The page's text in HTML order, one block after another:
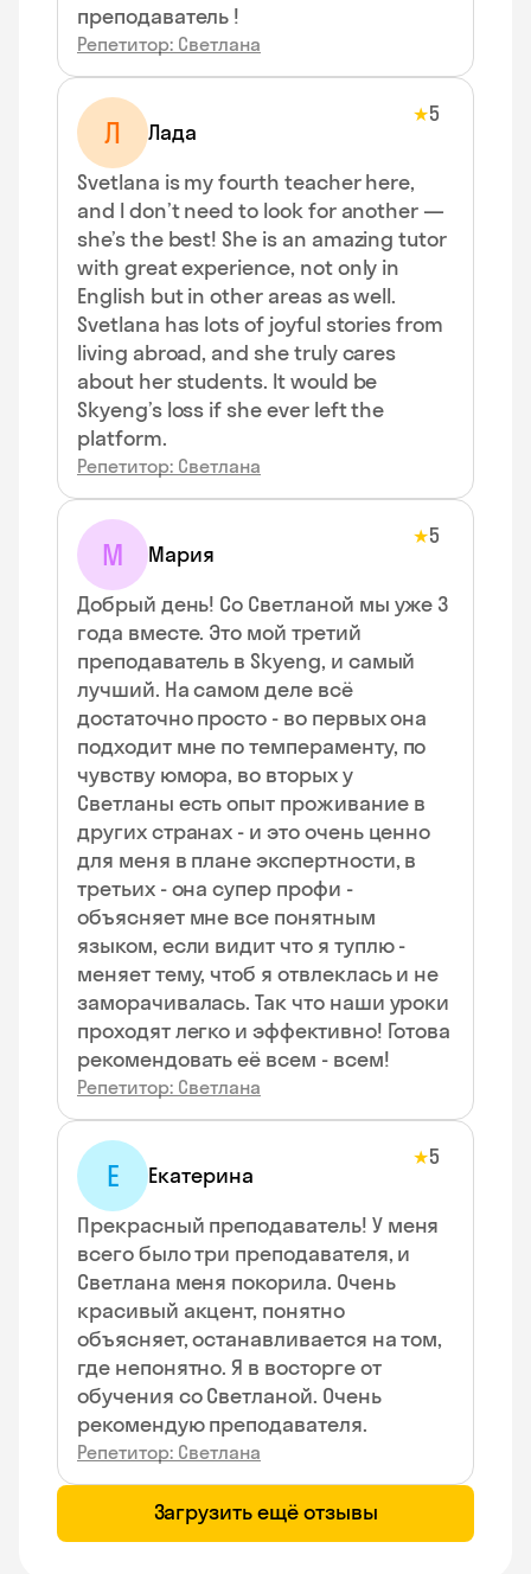
преподаватель !
Репетитор: Светлана
Л Лада
★5
Svetlana is my fourth teacher here,
and I don’t need to look for another —
she’s the best! She is an amazing tutor
with great experience, not only in
English but in other areas as well.
Svetlana has lots of joyful stories from
living abroad, and she truly cares
about her students. It would be
Skyeng’s loss if she ever left the
platform.
Репетитор: Светлана
М Мария
★5
Добрый день! Со Светланой мы уже 3
года вместе. Это мой третий
преподаватель в Skyeng, и самый
лучший. На самом деле всё
достаточно просто - во первых она
подходит мне по темпераменту, по
чувству юмора, во вторых у
Светланы есть опыт проживание в
других странах - и это очень ценно
для меня в плане экспертности, в
третьих - она супер профи -
объясняет мне все понятным
языком, если видит что я туплю -
меняет тему, чтоб я отвлеклась и не
заморачивалась. Так что наши уроки
проходят легко и эффективно! Готова
рекомендовать её всем - всем!
Репетитор: Светлана
Е Екатерина
★5
Прекрасный преподаватель! У меня
всего было три преподавателя, и
Светлана меня покорила. Очень
красивый акцент, понятно
объясняет, останавливается на том,
где непонятно. Я в восторге от
обучения со Светланой. Очень
рекомендую преподавателя.
Репетитор: Светлана
Загрузить ещё отзывы